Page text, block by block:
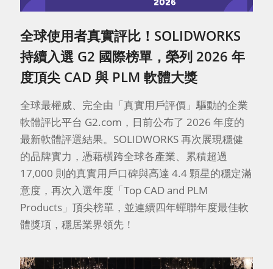
全球使用者真實評比！SOLIDWORKS
持續入選 G2 國際榜單，榮列 2026 年
度頂尖 CAD 與 PLM 軟體大獎
全球最權威、完全由「真實用戶評價」驅動的企業
軟體評比平台 G2.com，日前公布了 2026 年度的
最新軟體評選結果。SOLIDWORKS 再次展現穩健
的品牌實力，憑藉橫跨全球各產業、累積超過
17,000 則的真實用戶口碑與高達 4.4 顆星的穩定滿
意度，再次入選年度「Top CAD and PLM
Products」頂尖榜單，並連續四年蟬聯年度最佳軟
體獎項，穩居業界領先！